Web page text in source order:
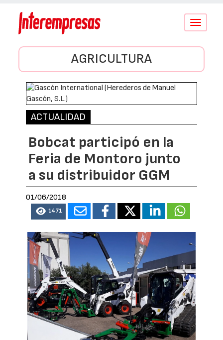
Conmutar
AGRICULTURA
ACTUALIDAD
Bobcat participó en la
Feria de Montoro junto
a su distribuidor GGM
01/06/2018
1471